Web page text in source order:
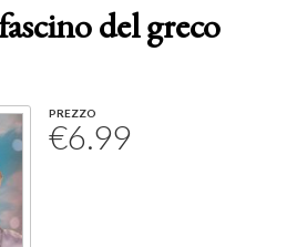
del greco
PREZZO
€6.99